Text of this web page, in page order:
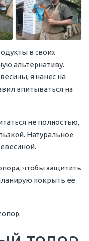
в своих
альтернативу.
я нанес на
впитываться на
не полностью,
Натуральное
чтобы защитить
покрыть ее